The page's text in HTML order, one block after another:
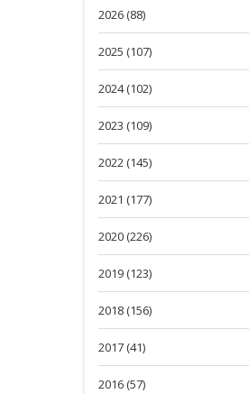
2026 (88)
2025 (107)
2024 (102)
2023 (109)
2022 (145)
2021 (177)
2020 (226)
2019 (123)
2018 (156)
2017 (41)
2016 (57)